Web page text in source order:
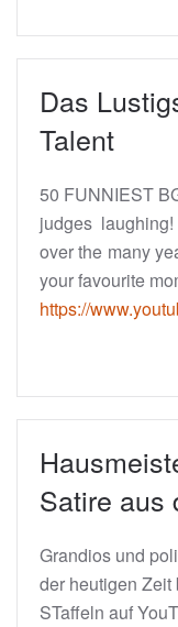
Das
Talent
50 FUNNIEST
judges
over the many
your favourite
https://
Satire aus
Grandios und
der heutigen
STaffeln auf